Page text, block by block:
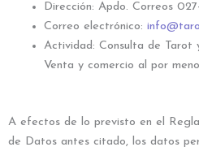
Dirección: Apdo. Correos
Correo electrónico:
Actividad: Consulta de Tarot
Venta y comercio al por
A efectos de lo previsto en el
de Datos antes citado, los datos